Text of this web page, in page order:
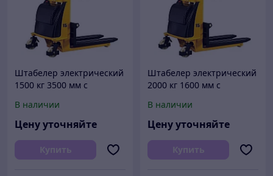
Штабелер электрический
1500 кг 3500 мм с
полуэлектрический
электроштабелер
В наличии
Цену уточняйте
Купить
Штабелер электрический
2000 кг 1600 мм с
полуэлектрический
электроштабелер
В наличии
Цену уточняйте
Купить